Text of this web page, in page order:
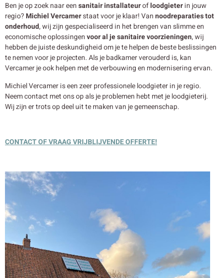
Ben je op zoek naar eensanitair installateurofloodgieterin jouw
regio? Michiel Vercamerstaat voor je klaar! Vannoodreparaties tot
onderhoud, wij zijn gespecialiseerd in het brengen van slimme en
economische oplossingenvoor al je sanitaire voorzieningen, wij
hebben de juiste deskundigheid om je te helpen de beste beslissingen
te nemen voor je projecten. Als je badkamer verouderd is, kan
Vercamer je ook helpen met de verbouwing en modernisering ervan.
Michiel Vercamer is een zeer professionele loodgieter in je regio.
Neem contact met ons op als je problemen hebt met je loodgieterij.
Wij zijn er trots op deel uit te maken van je gemeenschap.
CONTACT OF VRAAG VRIJBLIJVENDE OFFERTE!